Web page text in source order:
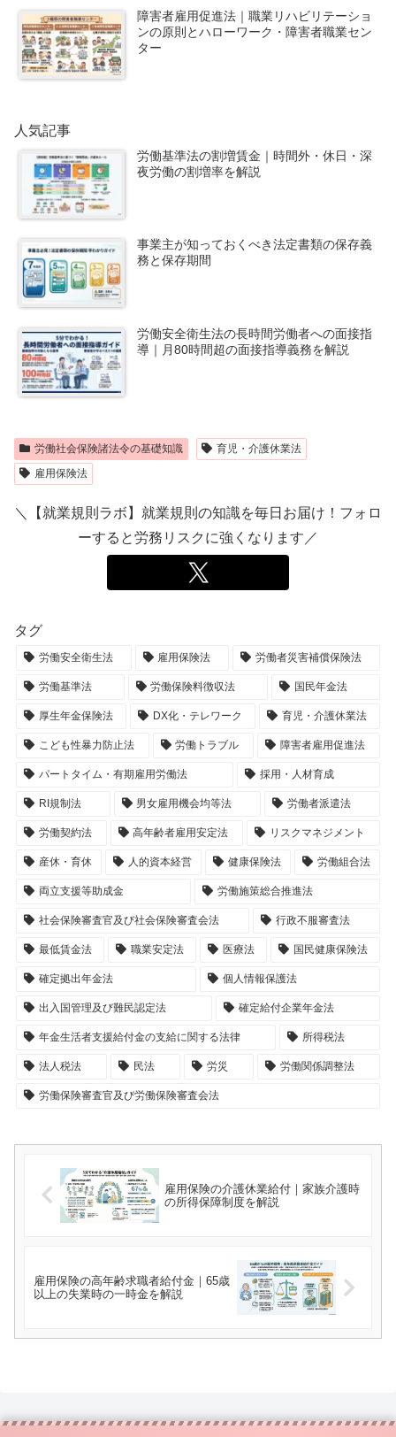
障害者雇用促進法｜職業リハビリテーショ
ンの原則とハローワーク・障害者職業セン
ター
人気記事
労働基準法の割増賃金｜時間外・休日・深
夜労働の割増率を解説
事業主が知っておくべき法定書類の保存義
務と保存期間
労働安全衛生法の長時間労働者への面接指
導｜月80時間超の面接指導義務を解説
労働社会保険諸法令の基礎知識
育児・介護休業法
雇用保険法
＼【就業規則ラボ】就業規則の知識を毎日お届け！フォロ
ーすると労務リスクに強くなります／
タグ
労働安全衛生法 雇用保険法 労働者災害補償保険法
労働基準法 労働保険料徴収法 国民年金法
厚生年金保険法 DX化・テレワーク 育児・介護休業法
こども性暴力防止法 労働トラブル 障害者雇用促進法
パートタイム・有期雇用労働法 採用・人材育成
RI規制法 男女雇用機会均等法 労働者派遣法
労働契約法 高年齢者雇用安定法 リスクマネジメント
産休・育休 人的資本経営 健康保険法 労働組合法
両立支援等助成金 労働施策総合推進法
社会保険審査官及び社会保険審査会法 行政不服審査法
最低賃金法 職業安定法 医療法 国民健康保険法
確定拠出年金法 個人情報保護法
出入国管理及び難民認定法 確定給付企業年金法
年金生活者支援給付金の支給に関する法律 所得税法
法人税法 民法 労災 労働関係調整法
労働保険審査官及び労働保険審査会法
雇用保険の介護休業給付｜家族介護時
の所得保障制度を解説
雇用保険の高年齢求職者給付金｜65歳
以上の失業時の一時金を解説